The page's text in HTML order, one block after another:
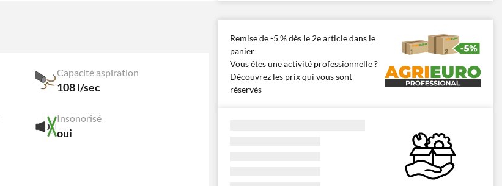
Capacité aspiration
108 l/sec
Insonorisé
oui
Remise de -5 % dès le 2e article dans le
panier
Vous êtes une activité professionnelle ?
Découvrez les prix qui vous sont
réservés